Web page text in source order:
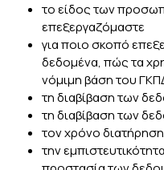
το είδος των
επεξεργαζόμαστε
για ποιο σκοπό
δεδομένα, πώς τα
νόμιμη βάση του
τη διαβίβαση των
τη διαβίβαση των
τον χρόνο
την